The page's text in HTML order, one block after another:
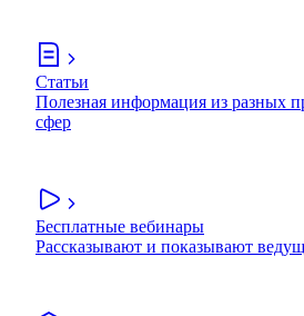
Статьи
Полезная информация из разных
сфер
Бесплатные вебинары
Рассказывают и показывают